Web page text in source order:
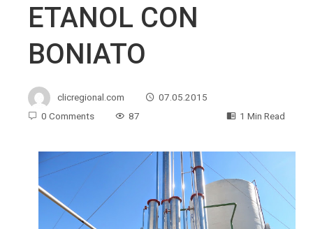
ETANOL CON
BONIATO
clicregional.com
07.05.2015
0 Comments
87 1 Min Read